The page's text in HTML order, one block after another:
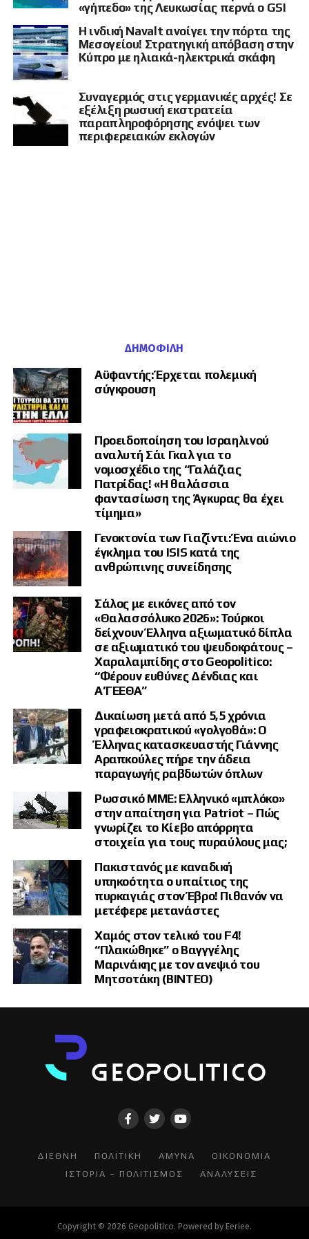
δεκάδες τραυματίες. Ο Καλεντερίδης χαρακτήρισε το περιστατικό
παρουσία αμάχων.
Κλείνοντας την εκπομπή, σχολίασε ευρύτερες πολιτικές εξελίξεις στη
Λατινική Αμερική και ειδικότερα δηλώσεις του προέδρου της
Κολομβίας, υποστηρίζοντας ότι οι διεθνείς πολιτικές ανακατατάξεις
αποκτούν ολοένα και μεγαλύτερη ένταση σε πολλά μέτωπα
ταυτόχρονα.
«γήπεδο» της Λευκωσίας περνά ο GSI
Η ινδική Navalt ανοίγει την πόρτα της
Μεσογείου! Στρατηγική απόβαση στην
Κύπρο με ηλιακά-ηλεκτρικά σκάφη
Συναγερμός στις γερμανικές αρχές! Σε
εξέλιξη ρωσική εκστρατεία
παραπληροφόρησης ενόψει των
περιφερειακών εκλογών
ΔΗΜΟΦΙΛΉ
Αϋφαντής: Έρχεται πολεμική
σύγκρουση
Προειδοποίηση του Ισραηλινού
αναλυτή Σάι Γκαλ για το
νομοσχέδιο της “Γαλάζιας
Πατρίδας! «Η θαλάσσια
φαντασίωση της Άγκυρας θα έχει
τίμημα»
Γενοκτονία των Γιαζίντι: Ένα αιώνιο
έγκλημα του ISIS κατά της
ανθρώπινης συνείδησης
Σάλος με εικόνες από τον
«Θαλασσόλυκο 2026»: Τούρκοι
δείχνουν Έλληνα αξιωματικό δίπλα
σε αξιωματικό του ψευδοκράτους –
Χαραλαμπίδης στο Geopolitico:
“Φέρουν ευθύνες Δένδιας και
Α’ΓΕΕΘΑ”
Δικαίωση μετά από 5,5 χρόνια
γραφειοκρατικού «γολγοθά»: Ο
Έλληνας κατασκευαστής Γιάννης
Αραπκούλες πήρε την άδεια
παραγωγής ραβδωτών όπλων
Ρωσσικό ΜΜΕ: Ελληνικό «μπλόκο»
στην απαίτηση για Patriot – Πώς
γνωρίζει το Κίεβο απόρρητα
στοιχεία για τους πυραύλους μας;
Πακιστανός με καναδική
υπηκοότητα ο υπαίτιος της
πυρκαγιάς στον Έβρο! Πιθανόν να
μετέφερε μετανάστες
Χαμός στον τελικό του F4!
“Πλακώθηκε” ο Βαγγγέλης
Μαρινάκης με τον ανεψιό του
Μητσοτάκη (ΒΙΝΤΕΟ)
ΔΙΕΘΝΗ ΠΟΛΙΤΙΚΗ ΑΜΥΝΑ
ΟΙΚΟΝΟΜΙΑ
ΙΣΤΟΡΙΑ – ΠΟΛΙΤΙΣΜΟΣ
ΑΝΑΛΥΣΕΙΣ
Copyright © 2026 Geopolitico. Powered by Eeriee.